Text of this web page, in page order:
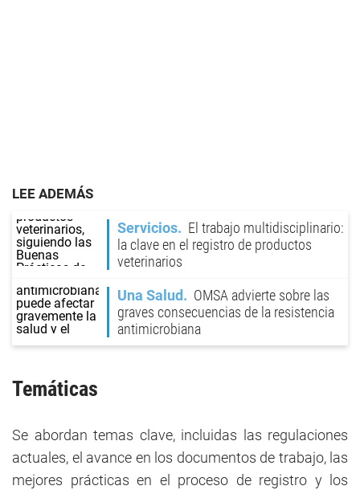
LEE ADEMÁS
Servicios
El trabajo multidisciplinario:
la clave en el registro de productos
veterinarios
Una Salud
OMSA advierte sobre las
graves consecuencias de la resistencia
antimicrobiana
Temáticas
Se abordan temas clave, incluidas las regulaciones
actuales, el avance en los documentos de trabajo, las
mejores prácticas en el proceso de registro y los